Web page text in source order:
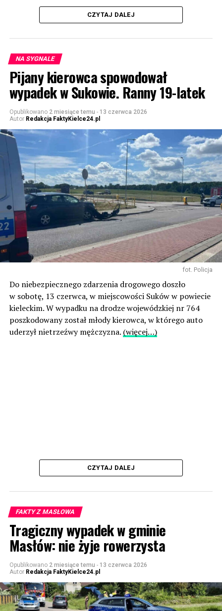
CZYTAJ DALEJ
NA SYGNALE
Pijany kierowca spowodował
wypadek w Sukowie. Ranny 19-latek
Opublikowano 2 miesiące temu - 13 czerwca 2026
Autor Redakcja FaktyKielce24.pl
fot. Policja
Do niebezpiecznego zdarzenia drogowego doszło
w sobotę, 13 czerwca, w miejscowości Suków w powiecie
kieleckim. W wypadku na drodze wojewódzkiej nr 764
poszkodowany został młody kierowca, w którego auto
uderzył nietrzeźwy mężczyzna. (więcej…)
CZYTAJ DALEJ
FAKTY Z MASŁOWA
Tragiczny wypadek w gminie
Masłów: nie żyje rowerzysta
Opublikowano 2 miesiące temu - 13 czerwca 2026
Autor Redakcja FaktyKielce24.pl